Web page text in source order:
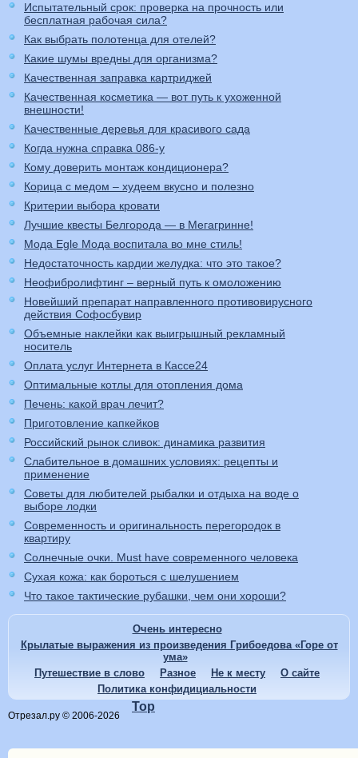
Испытательный срок: проверка на прочность или
бесплатная рабочая сила?
Как выбрать полотенца для отелей?
Какие шумы вредны для организма?
Качественная заправка картриджей
Качественная косметика — вот путь к ухоженной
внешности!
Качественные деревья для красивого сада
Когда нужна справка 086-у
Кому доверить монтаж кондиционера?
Корица с медом – худеем вкусно и полезно
Критерии выбора кровати
Лучшие квесты Белгорода — в Мегагринне!
Мода Egle Мода воспитала во мне стиль!
Недостаточность кардии желудка: что это такое?
Неофибролифтинг – верный путь к омоложению
Новейший препарат направленного противовирусного
действия Софосбувир
Объемные наклейки как выигрышный рекламный
носитель
Оплата услуг Интернета в Кассе24
Оптимальные котлы для отопления дома
Печень: какой врач лечит?
Приготовление капкейков
Российский рынок сливок: динамика развития
Слабительное в домашних условиях: рецепты и
применение
Советы для любителей рыбалки и отдыха на воде о
выборе лодки
Современность и оригинальность перегородок в
квартиру
Солнечные очки. Must have современного человека
Сухая кожа: как бороться с шелушением
Что такое тактические рубашки, чем они хороши?
Очень интересно
Крылатые выражения из произведения Грибоедова «Горе от
ума»
Путешествие в слово
Разное Не к месту
О сайте
Политика конфидициальности
Отрезал.ру © 2006-2026
Top